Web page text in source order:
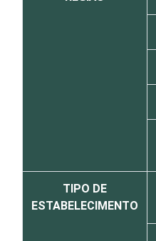
TIPO DE
ESTABELECIMENTO